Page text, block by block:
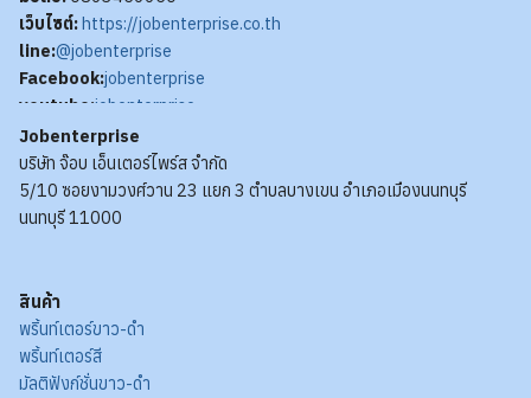
เว็บไซต์:https://jobenterprise.co.th
line:@jobenterprise
Facebook:jobenterprise
youtube:jobenterprise
Jobenterprise
บริษัท จ๊อบ เอ็นเตอร์ไพร์ส จำกัด
5/10 ซอยงามวงศ์วาน 23 แยก 3 ตำบลบางเขน อำเภอเมืองนนทบุรี
นนทบุรี 11000
สินค้า
พริ้นท์เตอร์ขาว-ดำ
พริ้นท์เตอร์สี
มัลติฟังก์ชั่นขาว-ดำ